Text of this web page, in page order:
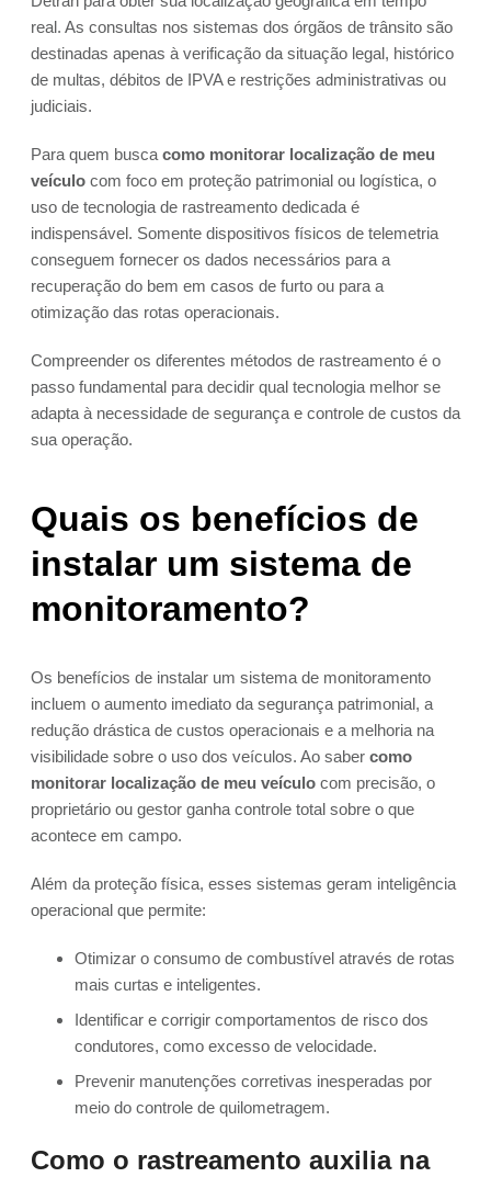
real. As consultas nos sistemas dos órgãos de trânsito são
destinadas apenas à verificação da situação legal, histórico
de multas, débitos de IPVA e restrições administrativas ou
judiciais.
Para quem busca como monitorar localização de meu
veículo com foco em proteção patrimonial ou logística, o
uso de tecnologia de rastreamento dedicada é
indispensável. Somente dispositivos físicos de telemetria
conseguem fornecer os dados necessários para a
recuperação do bem em casos de furto ou para a
otimização das rotas operacionais.
Compreender os diferentes métodos de rastreamento é o
passo fundamental para decidir qual tecnologia melhor se
adapta à necessidade de segurança e controle de custos da
sua operação.
Quais os benefícios de
instalar um sistema de
monitoramento?
Os benefícios de instalar um sistema de monitoramento
incluem o aumento imediato da segurança patrimonial, a
redução drástica de custos operacionais e a melhoria na
visibilidade sobre o uso dos veículos. Ao saber como
monitorar localização de meu veículo com precisão, o
proprietário ou gestor ganha controle total sobre o que
acontece em campo.
Além da proteção física, esses sistemas geram inteligência
operacional que permite:
Otimizar o consumo de combustível através de rotas
mais curtas e inteligentes.
Identificar e corrigir comportamentos de risco dos
condutores, como excesso de velocidade.
Prevenir manutenções corretivas inesperadas por
meio do controle de quilometragem.
Como o rastreamento auxilia na